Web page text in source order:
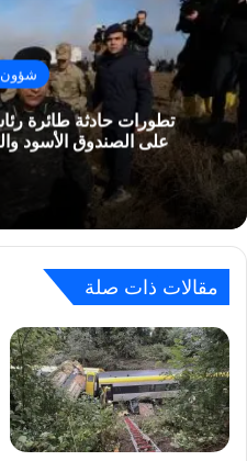
شؤون
تطورات حادثة طائرة
على الصندوق الأسود
مقالات ذات صلة